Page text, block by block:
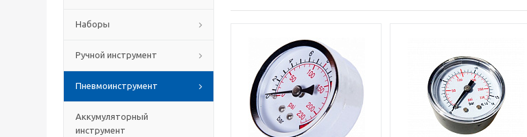
Наборы
Ручной инструмент
Пневмоинструмент
Аккумуляторный
инструмент